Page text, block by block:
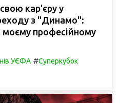
кар'єру у
з "Динамо":
моєму професійному
УЄФА #Суперкубок